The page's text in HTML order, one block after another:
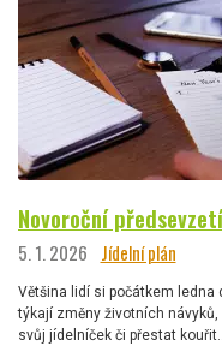
Novoroční
5. 1. 2026 Jídelní plán
Většina lidí si počátkem
týkají změny životních
svůj jídelníček či přestat